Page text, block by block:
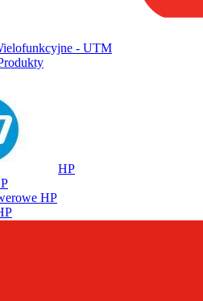
- UTM
HP
HP